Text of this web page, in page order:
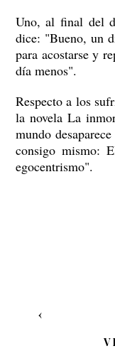
Uno, al final del
dice: "Bueno, un
para acostarse y
día menos".
Respecto a los
la novela La
mundo
consigo mismo:
egocentrismo".
‹